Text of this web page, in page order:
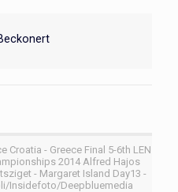
Croatia - Greece Final 5-6th LEN
2014 Alfred Hajos
- Margaret Island Day13 -
Insidefoto/Deepbluemedia